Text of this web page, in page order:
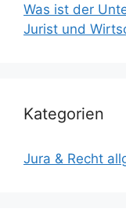
Was ist der
Jurist und
Kategorien
Jura & Recht